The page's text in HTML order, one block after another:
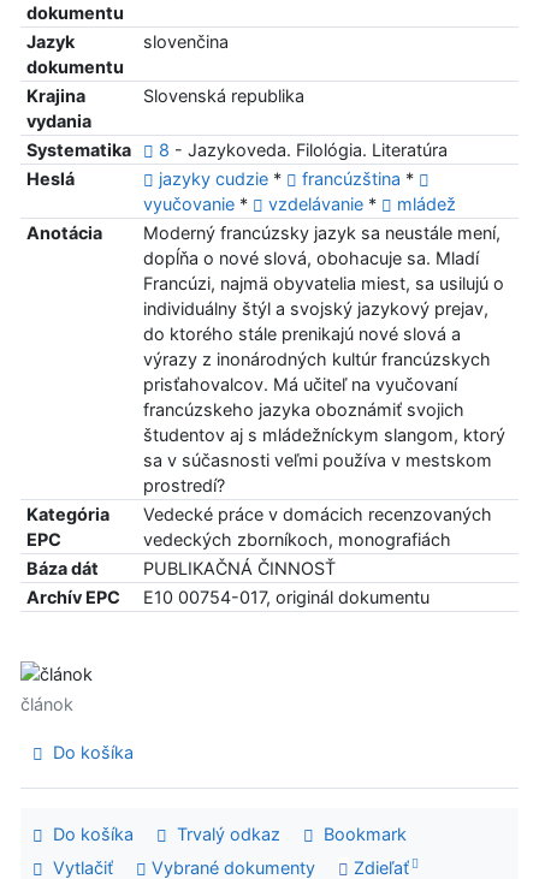
dokumentu
Jazyk
dokumentu
slovenčina
Krajina
vydania
Slovenská republika
Systematika 8 - Jazykoveda. Filológia. Literatúra
Heslá
jazyky cudzie * francúzština *
vyučovanie * vzdelávanie *
mládež
Anotácia
Moderný francúzsky jazyk sa neustále mení,
dopĺňa o nové slová, obohacuje sa. Mladí
Francúzi, najmä obyvatelia miest, sa usilujú o
individuálny štýl a svojský jazykový prejav,
do ktorého stále prenikajú nové slová a
výrazy z inonárodných kultúr francúzskych
prisťahovalcov. Má učiteľ na vyučovaní
francúzskeho jazyka oboznámiť svojich
študentov aj s mládežníckym slangom, ktorý
sa v súčasnosti veľmi používa v mestskom
prostredí?
Kategória
EPC
Vedecké práce v domácich recenzovaných
vedeckých zborníkoch, monografiách
Báza dát
PUBLIKAČNÁ ČINNOSŤ
Archív EPC
E10 00754-017, originál dokumentu
článok
Do košíka
Do košíka Trvalý odkaz
Bookmark
Vytlačiť
Vybrané dokumenty Zdieľať